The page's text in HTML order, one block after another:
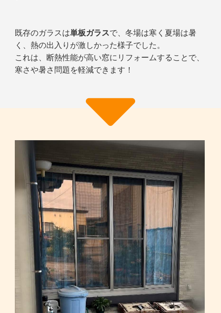
既存のガラスは単板ガラスで、冬場は寒く夏場は暑
く、熱の出入りが激しかった様子でした。
これは、断熱性能が高い窓にリフォームすることで、
寒さや暑さ問題を軽減できます！